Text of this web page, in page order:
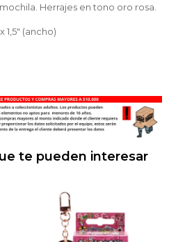
Herrajes en tono oro rosa.
1,5" (ancho)
te pueden interesar